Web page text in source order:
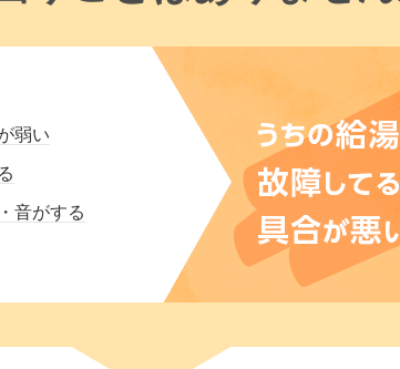
弱い
音がする